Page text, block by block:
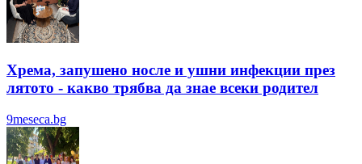
Хрема, запушено носле и ушни инфекции през
лятотo - какво трябва да знае всеки родител
9meseca.bg